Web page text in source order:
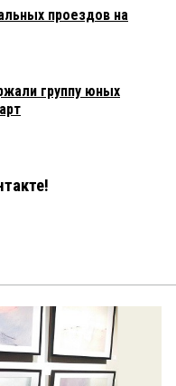
проездов на
группу юных